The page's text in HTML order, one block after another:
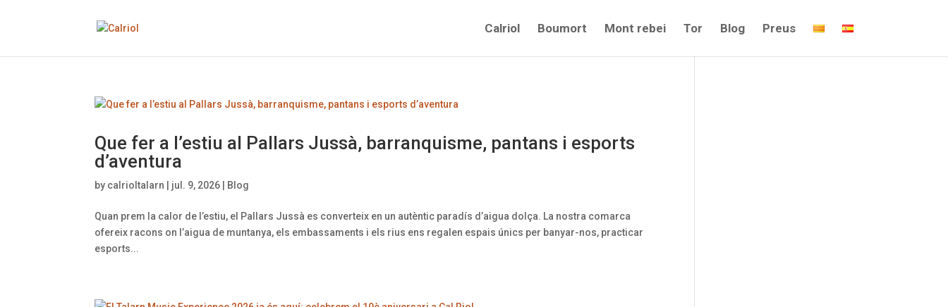
Calriol Boumort Mont rebei Tor Blog Preus
Que fer a l’estiu al Pallars Jussà, barranquisme, pantans i esports
d’aventura
by calrioltalarn jul. 9, 2026 Blog
Quan prem la calor de l’estiu, el Pallars Jussà es converteix en un autèntic paradís d’aigua dolça. La nostra comarca
ofereix racons on l’aigua de muntanya, els embassaments i els rius ens regalen espais únics per banyar-nos, practicar
esports...